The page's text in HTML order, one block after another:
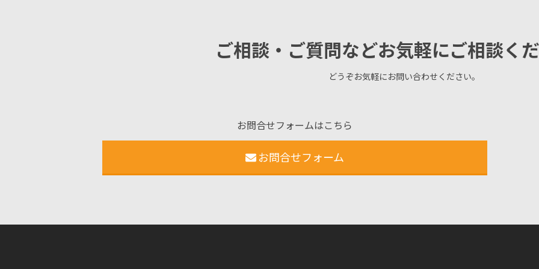
ご相談・ご質問などお気軽にご相談く
どうぞお気軽にお問い合わせください。
お問合せフォームはこちら
お問合せフォーム